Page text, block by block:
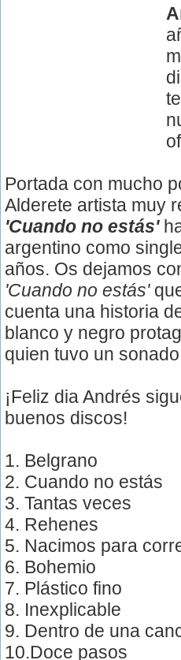
Portada con mucho
Alderete artista muy
'Cuando no estás'
argentino como
años. Os dejamos
'Cuando no estás'
cuenta una historia
blanco y negro
quien tuvo un
¡Feliz dia Andrés
buenos discos!
1. Belgrano
2. Cuando no estás
3. Tantas veces
4. Rehenes
5. Nacimos para
6. Bohemio
7. Plástico fino
8. Inexplicable
9. Dentro de una
10.Doce pasos